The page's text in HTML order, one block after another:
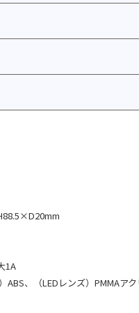
1A
、（LEDレンズ）PMMAアク